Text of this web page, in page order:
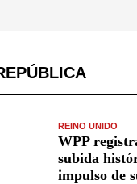
REINO UNIDO
WPP
subida
impulso de